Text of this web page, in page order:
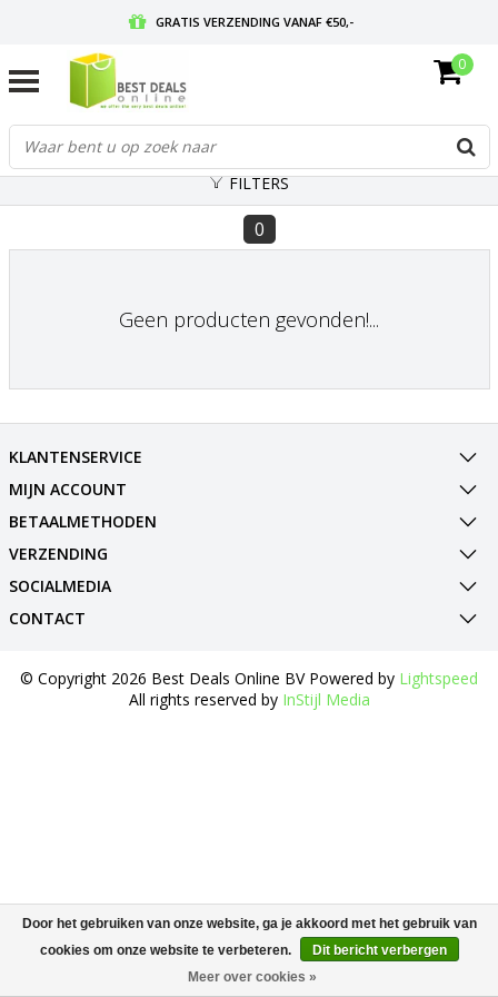
GRATIS VERZENDING VANAF €50,-
GRATIS RETOURNEREN EN 30 DAGEN BEDENKTIJD
0
FILTERS
0
Geen producten gevonden!...
KLANTENSERVICE
MIJN ACCOUNT
BETAALMETHODEN
VERZENDING
SOCIALMEDIA
CONTACT
© Copyright 2026 Best Deals Online BV Powered by Lightspeed
All rights reserved by InStijl Media
Door het gebruiken van onze website, ga je akkoord met het gebruik van
cookies om onze website te verbeteren.
Dit bericht verbergen
Meer over cookies »